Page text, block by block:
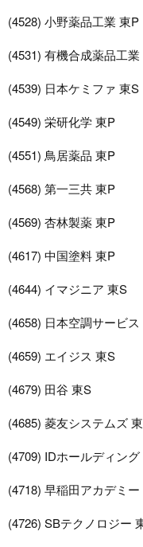
(4528) 小野薬品工業 東P
(4531) 有機合成薬品工
(4539) 日本ケミファ 東S
(4549) 栄研化学 東P
(4551) 鳥居薬品 東P
(4568) 第一三共 東P
(4569) 杏林製薬 東P
(4617) 中国塗料 東P
(4644) イマジニア 東S
(4658) 日本空調サービ
(4659) エイジス 東S
(4679) 田谷 東S
(4685) 菱友システムズ
(4709) IDホールディン
(4718) 早稲田アカデミ
(4726) SBテクノロジー